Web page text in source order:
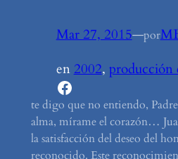
Mar 27, 2015—por
en 2002, producción
Facebook
te digo que no entiendo,
alma, mírame el corazón…
la satisfacción del deseo del
reconocido. Este